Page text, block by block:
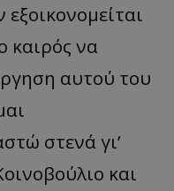
καιρός να
αυτού του
στενά γι’
και